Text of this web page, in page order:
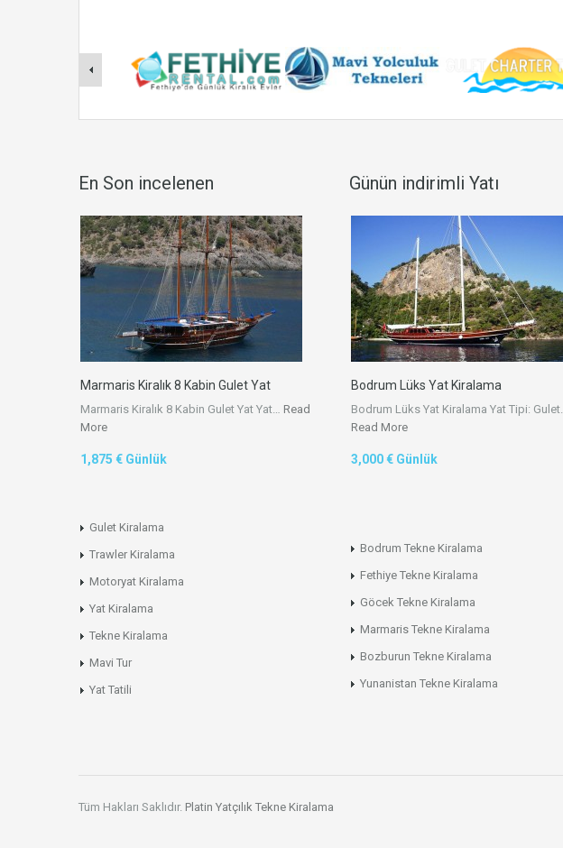
En Son incelenen
Marmaris Kiralık 8 Kabin Gulet Yat
Marmaris Kiralık 8 Kabin Gulet Yat Yat… Read
More
1,875 € Günlük
Gulet Kiralama
Trawler Kiralama
Motoryat Kiralama
Yat Kiralama
Tekne Kiralama
Mavi Tur
Yat Tatili
Günün indirimli Yatı
Bodrum Lüks Yat Kiralama
Bodrum Lüks Yat Kiralama Yat Tipi: Gulet…
Read More
3,000 € Günlük
Bodrum Tekne Kiralama
Fethiye Tekne Kiralama
Göcek Tekne Kiralama
Marmaris Tekne Kiralama
Bozburun Tekne Kiralama
Yunanistan Tekne Kiralama
Tüm Hakları Saklıdır. Platin Yatçılık Tekne Kiralama